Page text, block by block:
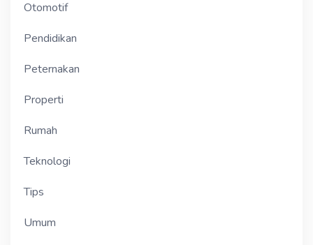
Otomotif
Pendidikan
Peternakan
Properti
Rumah
Teknologi
Tips
Umum